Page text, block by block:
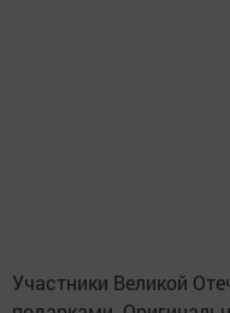
Участники Великой